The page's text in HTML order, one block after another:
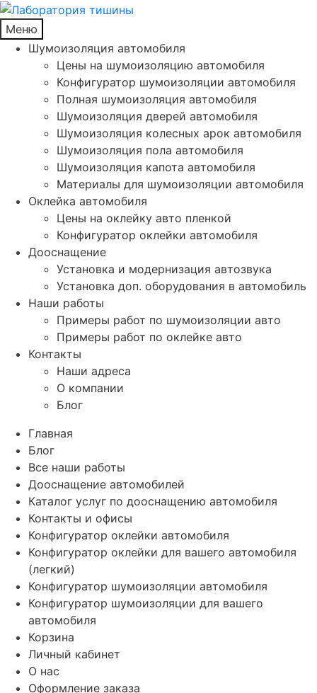
Меню
Шумоизоляция автомобиля
Цены на шумоизоляцию автомобиля
Конфигуратор шумоизоляции автомобиля
Полная шумоизоляция автомобиля
Шумоизоляция дверей автомобиля
Шумоизоляция колесных арок автомобиля
Шумоизоляция пола автомобиля
Шумоизоляция капота автомобиля
Материалы для шумоизоляции автомобиля
Оклейка автомобиля
Цены на оклейку авто пленкой
Конфигуратор оклейки автомобиля
Дооснащение
Установка и модернизация автозвука
Установка доп. оборудования в автомобиль
Наши работы
Примеры работ по шумоизоляции авто
Примеры работ по оклейке авто
Контакты
Наши адреса
О компании
Блог
Главная
Блог
Все наши работы
Дооснащение автомобилей
Каталог услуг по дооснащению автомобиля
Контакты и офисы
Конфигуратор оклейки автомобиля
Конфигуратор оклейки для вашего автомобиля
(легкий)
Конфигуратор шумоизоляции автомобиля
Конфигуратор шумоизоляции для вашего
автомобиля
Корзина
Личный кабинет
О нас
Оформление заказа